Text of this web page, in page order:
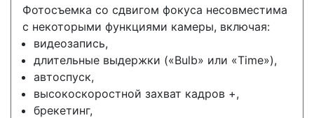
Фотосъемка со сдвигом фокуса несовместима
с некоторыми функциями камеры, включая:
видеозапись,
длительные выдержки («Bulb» или «Time»),
автоспуск,
высокоскоростной захват кадров +,
брекетинг,